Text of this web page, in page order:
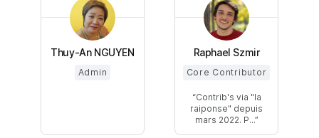
Thuy-An NGUYEN
Admin
Raphael Szmir
Core Contributor
Contrib's via "la
raiponse" depuis
mars 2022. P...